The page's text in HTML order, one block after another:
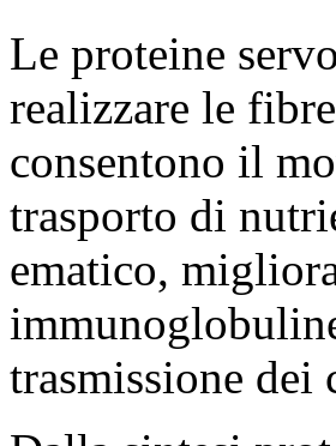
Le proteine
realizzare le
consentono il
trasporto di
ematico,
trasmissione dei